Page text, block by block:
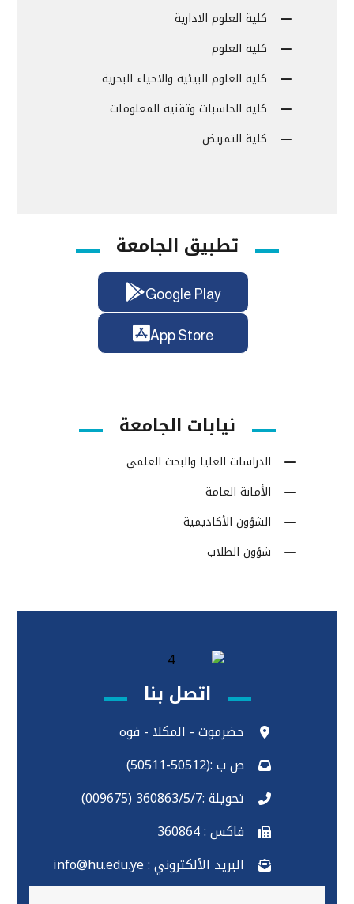
كلية العلوم الادارية
كلية العلوم
كلية العلوم البيئية والاحياء البحرية
كلية الحاسبات وتقنية المعلومات
كلية التمريض
تطبيق الجامعة
Google Play
App Store
نيابات الجامعة
الدراسات العليا والبحث العلمي
الأمانة العامة
الشؤون الأكاديمية
شؤون الطلاب
اتصل بنا
حضرموت - المكلا - فوه
ص ب :(50512-50511)
تحويلة :360863/5/7 (009675)
فاكس : 360864
البريد الألكتروني : info@hu.edu.ye